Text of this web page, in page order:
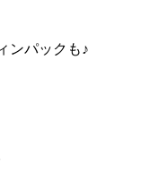
ンパックも♪